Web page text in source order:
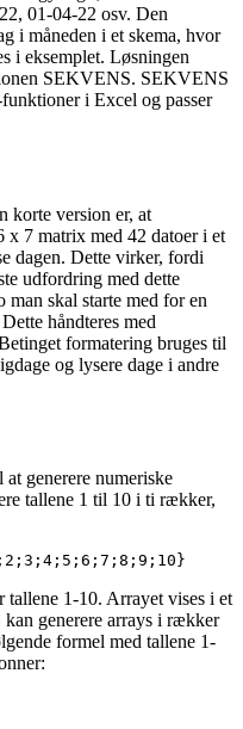
01-04-22 osv. Den
i måneden i et skema, hvor
i eksemplet. Løsningen
SEKVENS. SEKVENS
i Excel og passer
korte version er, at
7 matrix med 42 datoer i et
dagen. Dette virker, fordi
udfordring med dette
skal starte med for en
håndteres med
formatering bruges til
og lysere dage i andre
generere numeriske
tallene 1 til 10 i ti rækker,
tallene 1-10. Arrayet vises i et
generere arrays i rækker
formel med tallene 1-